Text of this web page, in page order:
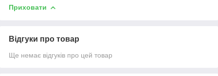
Приховати
Відгуки про товар
Ще немає відгуків про цей товар